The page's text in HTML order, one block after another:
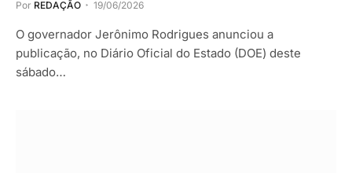
Por REDAÇÃO 19/06/2026
O governador Jerônimo Rodrigues anunciou a
publicação, no Diário Oficial do Estado (DOE) deste
sábado…